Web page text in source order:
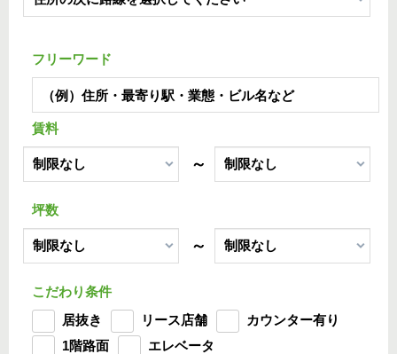
フリーワード
賃料
～
坪数
～
こだわり条件
居抜き
リース店舗
カウンター有り
1階路面
エレベータ